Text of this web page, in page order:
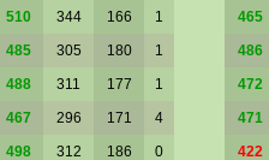
510 344 166 1 465
485 305 180 1 486
488 311 177 1 472
467 296 171 4 471
498 312 186 0 422